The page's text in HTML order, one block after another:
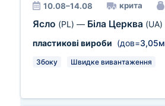
10.08–14.08 крита
Ясло (PL) — Біла Церква (UA)
пластикові вироби (дов=3,05м
Збоку Швидке вивантаження